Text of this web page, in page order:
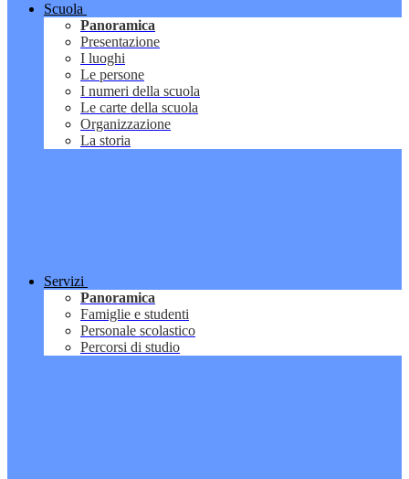
Scuola
Panoramica
Presentazione
I luoghi
Le persone
I numeri della scuola
Le carte della scuola
Organizzazione
La storia
Servizi
Panoramica
Famiglie e studenti
Personale scolastico
Percorsi di studio